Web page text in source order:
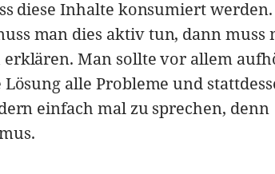
diese Inhalte konsumiert werden.
man dies aktiv tun, dann muss
Man sollte vor allem
alle Probleme und
einfach mal zu sprechen, denn